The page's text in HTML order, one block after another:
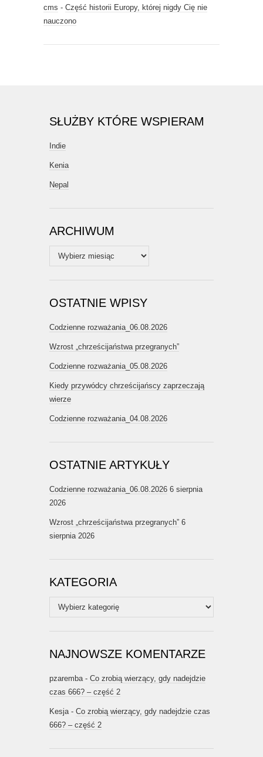
cms - Część historii Europy, której nigdy Cię nie
nauczono
SŁUŻBY KTÓRE WSPIERAM
Indie
Kenia
Nepal
ARCHIWUM
Archiwum
OSTATNIE WPISY
Codzienne rozważania_06.08.2026
Wzrost „chrześcijaństwa przegranych”
Codzienne rozważania_05.08.2026
Kiedy przywódcy chrześcijańscy zaprzeczają
wierze
Codzienne rozważania_04.08.2026
OSTATNIE ARTYKUŁY
Codzienne rozważania_06.08.2026 6 sierpnia
2026
Wzrost „chrześcijaństwa przegranych” 6
sierpnia 2026
KATEGORIA
Kategoria
NAJNOWSZE KOMENTARZE
pzaremba - Co zrobią wierzący, gdy nadejdzie
czas 666? – część 2
Kesja - Co zrobią wierzący, gdy nadejdzie czas
666? – część 2